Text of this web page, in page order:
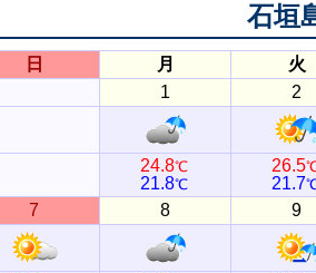
石垣
日 月 火
1
2
24.8℃
21.8℃
26.5
21.7
7 8 9